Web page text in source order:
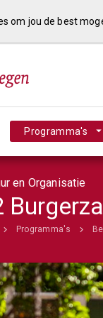
Programma's
en Organisatie
Programma's
om jou de best